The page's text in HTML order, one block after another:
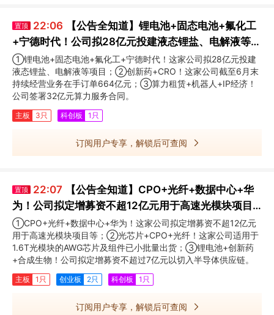
置顶 22:06
【公告全知道】锂电池+固态电池+氟化工
+宁德时代！公司拟28亿元投建液态锂盐、电解液等项
目
①锂电池+固态电池+氟化工+宁德时代！这家公司拟28亿元投建
液态锂盐、电解液等项目；②创新药+CRO！这家公司截至6月末
持续经营业务在手订单664亿元；③算力租赁+机器人+IP经济！
公司签署32亿元算力服务合同。
主板 3只 科创板 1只
订阅用户专享，解锁后可查阅
置顶 22:07
【公告全知道】CPO+光纤+数据中心+华
为！公司拟定增募资不超12亿元用于高速光模块项目
等
①CPO+光纤+数据中心+华为！这家公司拟定增募资不超12亿元
用于高速光模块项目等；②光芯片+CPO+光纤！这家公司适用于
1.6T光模块的AWG芯片及组件已小批量出货；③锂电池+创新药
+合成生物！公司拟定增募资不超过7亿元以切入半导体供应链。
主板 1只 创业板 2只 科创板 1只
订阅用户专享，解锁后可查阅